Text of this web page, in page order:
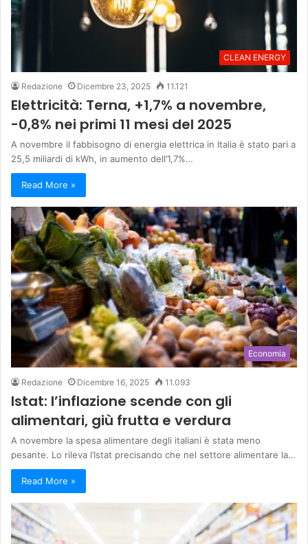
CLEAN ENERGY
Redazione Dicembre 23, 2025 11.121
Elettricità: Terna, +1,7% a novembre,
-0,8% nei primi 11 mesi del 2025
A novembre il fabbisogno di energia elettrica in Italia è stato pari a
25,5 miliardi di kWh, in aumento dell’1,7%…
Read More »
Economia
Redazione Dicembre 16, 2025 11.093
Istat: l’inflazione scende con gli
alimentari, giù frutta e verdura
A novembre la spesa alimentare degli italiani è stata meno
pesante. Lo rileva l’Istat precisando che nel settore alimentare la…
Read More »